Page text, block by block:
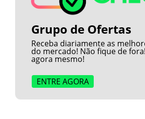
Grupo de Ofertas
Receba diariamente as
do mercado! Não fique de
agora mesmo!
ENTRE AGORA